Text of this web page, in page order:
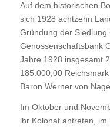
Auf dem historischen
sich 1928 achtzehn
Gründung der Siedlung
Genossenschaftsbank
Jahre 1928 insgesamt
185.000,00
Baron Werner von
Im Oktober und
ihr Kolonat antreten,